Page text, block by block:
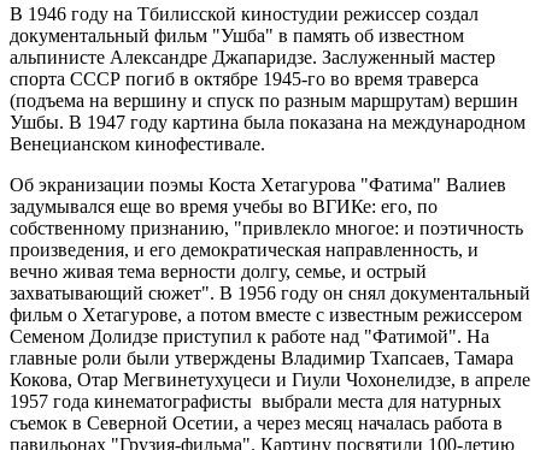
В 1946 году на Тбилисской киностудии режиссер создал
документальный фильм "Ушба" в память об известном
альпинисте Александре Джапаридзе. Заслуженный мастер
спорта СССР погиб в октябре 1945-го во время траверса
(подъема на вершину и спуск по разным маршрутам) вершин
Ушбы. В 1947 году картина была показана на международном
Венецианском кинофестивале.
Об экранизации поэмы Коста Хетагурова "Фатима" Валиев
задумывался еще во время учебы во ВГИКе: его, по
собственному признанию, "привлекло многое: и поэтичность
произведения, и его демократическая направленность, и
вечно живая тема верности долгу, семье, и острый
захватывающий сюжет". В 1956 году он снял документальный
фильм о Хетагурове, а потом вместе с известным режиссером
Семеном Долидзе приступил к работе над "Фатимой". На
главные роли были утверждены Владимир Тхапсаев, Тамара
Кокова, Отар Мегвинетухуцеси и Гиули Чохонелидзе, в апреле
1957 года кинематографисты выбрали места для натурных
съемок в Северной Осетии, а через месяц началась работа в
павильонах "Грузия-фильма". Картину посвятили 100-летию